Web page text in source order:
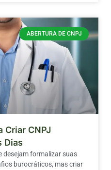
ABERTURA DE CNPJ
Criar CNPJ
Dias
desejam formalizar suas
burocráticos, mas criar